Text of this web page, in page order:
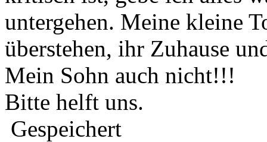
untergehen. Meine kleine
überstehen, ihr Zuhause
Mein Sohn auch nicht!!!
Bitte helft uns.
Gespeichert